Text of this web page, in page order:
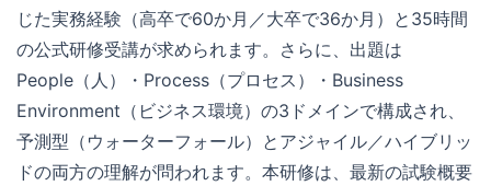
じた実務経験（高卒で60か月／大卒で36か月）と35時間
の公式研修受講が求められます。さらに、出題は
People（人）・Process（プロセス）・Business
Environment（ビジネス環境）の3ドメインで構成され、
予測型（ウォーターフォール）とアジャイル／ハイブリッ
ドの両方の理解が問われます。本研修は、最新の試験概要